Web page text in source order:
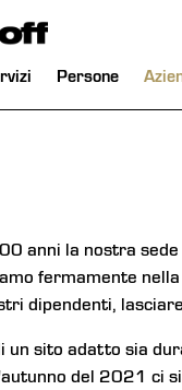
Persone
anni la nostra
fermamente
dipendenti,
un sito adatto sia
del 2021 ci